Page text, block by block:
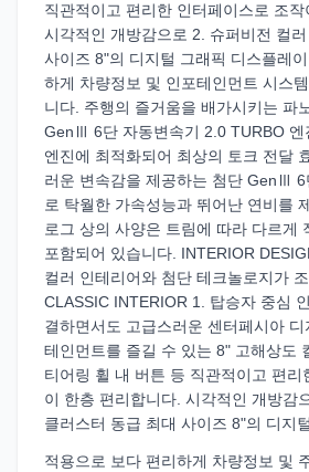
직관적이고 편리한 인터페이스로 조작
시각적인 개방감으로 2. 슈퍼비전 컬
사이즈 8"의 디지털 그래픽 디스플레
하게 차량정보 및 인포테인먼트 시스
니다. 주행의 즐거움을 배가시키는 파
GenⅢ 6단 자동변속기 2.0 TURBO 엔
엔진에 최적화되어 최상의 토크 전달
러운 변속감을 제공하는 첨단 GenⅢ 6
로 탁월한 가속성능과 뛰어난 연비를
로그 상의 사양은 트림에 따라 다르게
포함되어 있습니다. INTERIOR
컬러 인테리어와 첨단 테크놀로지가
CLASSIC INTERIOR 1. 탑승자 중심
결하면서도 고급스러운 센터페시아
테인먼트를 즐길 수 있는 8" 고해상도
티어링 휠 내 버튼 등 직관적이고 편리
이 한층 편리합니다. 시각적인 개방감
클러스터 동급 최대 사이즈 8"의 디지
적용으로 보다 편리하게 차량정보 및